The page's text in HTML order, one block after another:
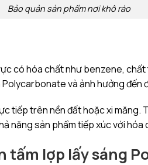
Bảo quản sản phẩm nơi khô ráo
có hóa chất như benzene,
và ảnh hưởng đến
tiếp trên nền đất hoặc xi măng.
năng sản phẩm tiếp xúc với hóa
tấm lợp lấy sáng